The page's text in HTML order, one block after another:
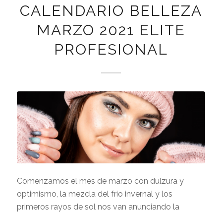
CALENDARIO BELLEZA
MARZO 2021 ELITE
PROFESIONAL
Comenzamos el mes de marzo con dulzura y
optimismo, la mezcla del frio invernal y los
primeros rayos de sol nos van anunciando la